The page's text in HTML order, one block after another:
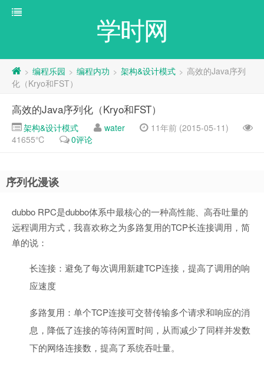
学时网
> 编程乐园 > 编程内功 > 架构&设计模式 > 高效的Java序列
化（Kryo和FST）
高效的Java序列化（Kryo和FST）
架构&设计模式 water
11年前 (2015-05-11)
41655℃
0评论
序列化漫谈
dubbo RPC是dubbo体系中最核心的一种高性能、高吞吐量的
远程调用方式，我喜欢称之为多路复用的TCP长连接调用，简
单的说：
长连接：避免了每次调用新建TCP连接，提高了调用的响
应速度
多路复用：单个TCP连接可交替传输多个请求和响应的消
息，降低了连接的等待闲置时间，从而减少了同样并发数
下的网络连接数，提高了系统吞吐量。